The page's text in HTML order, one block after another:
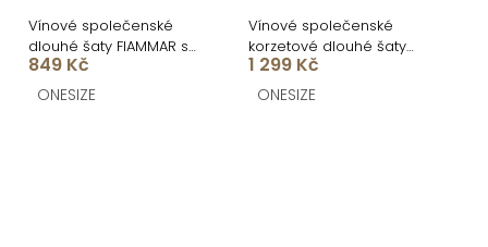
Vínové společenské
dlouhé šaty FIAMMAR s
rozparkem
849 Kč
ONESIZE
Vínové společenské
korzetové dlouhé šaty
KARLOT
1 299 Kč
ONESIZE